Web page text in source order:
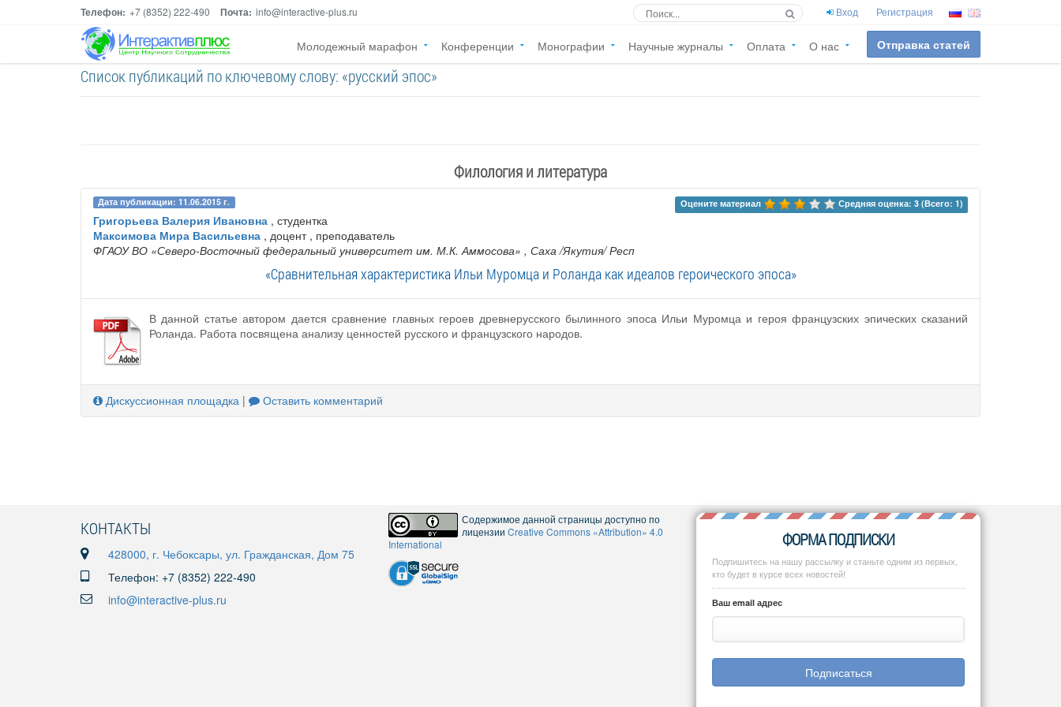
Телефон: +7 (8352) 222-490 Почта: info@interactive-plus.ru Вход Регистрация
Молодежный марафон Конференции Монографии Научные журналы Оплата О нас Отправка статей
Список публикаций по ключевому слову: «русский эпос»
Филология и литература
Дата публикации: 11.06.2015 г. Оцените материал Средняя оценка: 3 (Всего: 1)
Григорьева Валерия Ивановна , студентка
Максимова Мира Васильевна , доцент , преподаватель
ФГАОУ ВО «Северо-Восточный федеральный университет им. М.К. Аммосова» , Саха /Якутия/ Респ
«Сравнительная характеристика Ильи Муромца и Роланда как идеалов героического эпоса»
В данной статье автором дается сравнение главных героев древнерусского былинного эпоса Ильи Муромца и героя французских эпических сказаний
Роланда. Работа посвящена анализу ценностей русского и французского народов.
Дискуссионная площадка | Оставить комментарий
КОНТАКТЫ
428000, г. Чебоксары, ул. Гражданская, Дом 75
Телефон: +7 (8352) 222-490
info@interactive-plus.ru
Содержимое данной страницы доступно по
лицензии Creative Commons «Attribution» 4.0
International
ФОРМА ПОДПИСКИ
Подпишитесь на нашу рассылку и станьте одним из первых,
кто будет в курсе всех новостей!
Ваш email адрес
Подписаться